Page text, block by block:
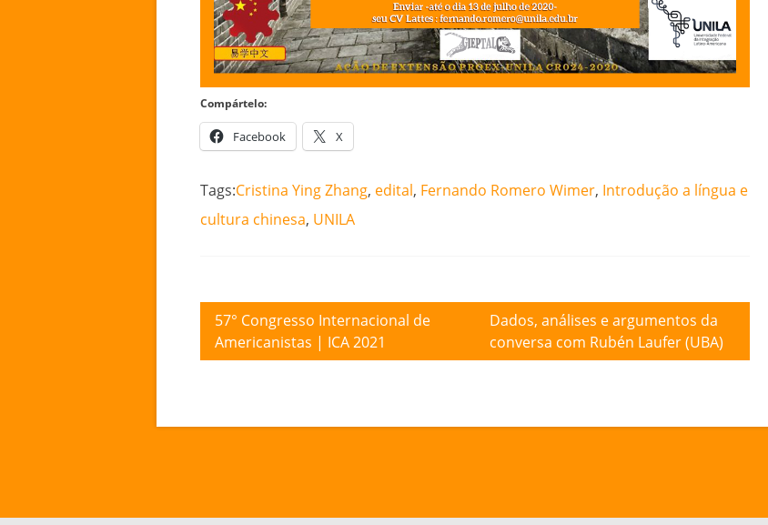
Compártelo:
Facebook X
Tags:Cristina Ying Zhang, edital, Fernando Romero Wimer, Introdução a língua e
cultura chinesa, UNILA
Navegação
de
57° Congresso Internacional de
Americanistas | ICA 2021
Dados, análises e argumentos da
conversa com Rubén Laufer (UBA)